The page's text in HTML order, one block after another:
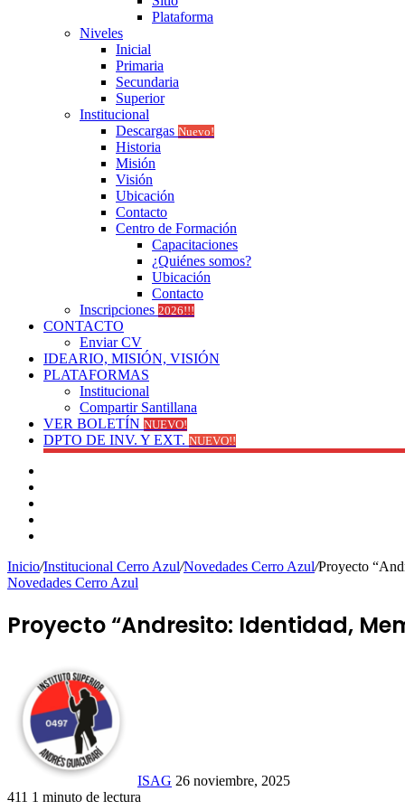
Plataforma
Niveles
Inicial
Primaria
Secundaria
Superior
Institucional
Descargas Nuevo!
Historia
Misión
Visión
Ubicación
Contacto
Centro de Formación
Capacitaciones
¿Quiénes somos?
Ubicación
Contacto
Inscripciones 2026!!!
CONTACTO
Enviar CV
IDEARIO, MISIÓN, VISIÓN
PLATAFORMAS
Institucional
Compartir Santillana
VER BOLETÍN NUEVO!
DPTO DE INV. Y EXT. NUEVO!!
Inicio/Institucional Cerro Azul/Novedades Cerro Azul/Proyecto
Novedades Cerro Azul
Proyecto “Andresito: Identidad,
ISAG 26 noviembre, 2025
411 1 minuto de lectura